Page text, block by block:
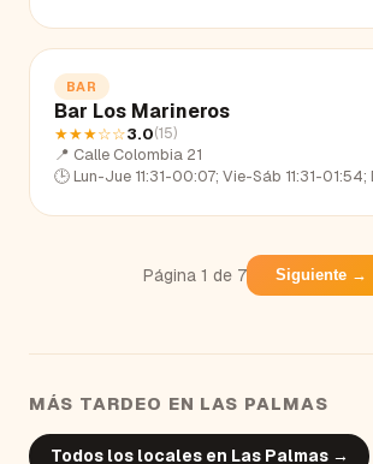
BAR
Bar Los Marineros
★★★☆☆3.0(15)
📍 Calle Colombia 21
🕒 Lun-Jue 11:31-00:07; Vie-Sáb 11:31-01:54;
Página 1 de 7 Siguiente →
MÁS TARDEO EN LAS PALMAS
Todos los locales en Las Palmas→